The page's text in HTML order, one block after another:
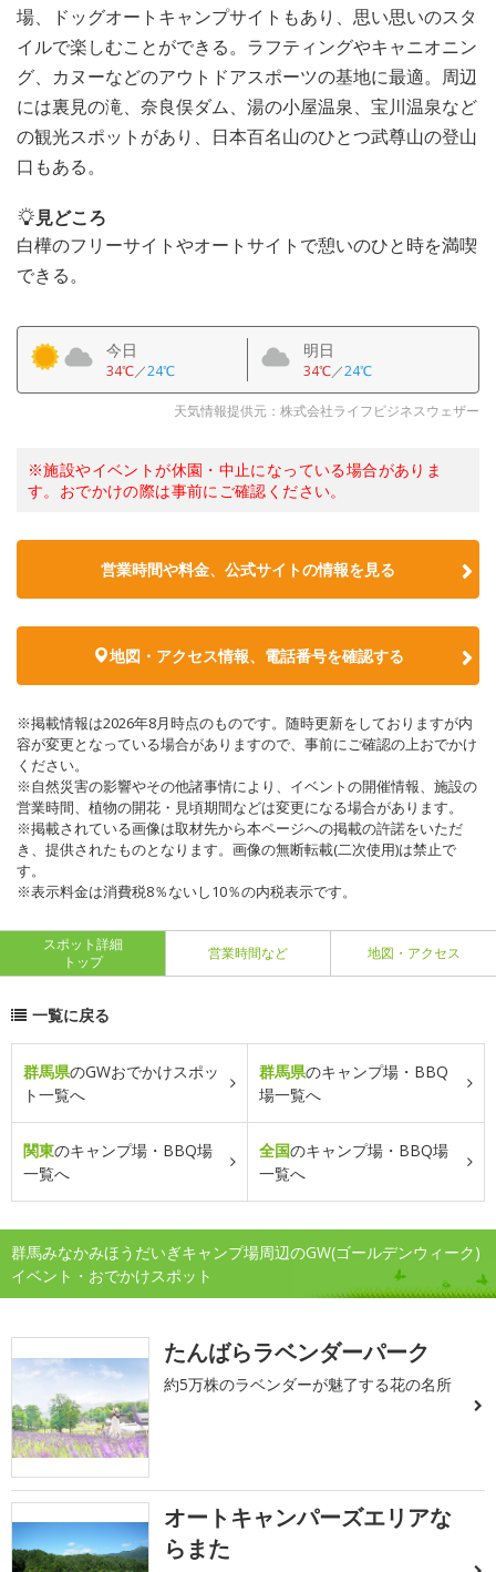
場、ドッグオートキャンプサイトもあり、思い思いのスタ
イルで楽しむことができる。ラフティングやキャニオニン
グ、カヌーなどのアウトドアスポーツの基地に最適。周辺
には裏見の滝、奈良俣ダム、湯の小屋温泉、宝川温泉など
の観光スポットがあり、日本百名山のひとつ武尊山の登山
口もある。
見どころ
白樺のフリーサイトやオートサイトで憩いのひと時を満喫
できる。
今日
34℃／24℃
明日
34℃／24℃
天気情報提供元：株式会社ライフビジネスウェザー
※施設やイベントが休園・中止になっている場合がありま
す。おでかけの際は事前にご確認ください。
営業時間や料金、公式サイトの情報を見る
地図・アクセス情報、電話番号を確認する
※掲載情報は2026年8月時点のものです。随時更新をしておりますが内
容が変更となっている場合がありますので、事前にご確認の上おでかけ
ください。
※自然災害の影響やその他諸事情により、イベントの開催情報、施設の
営業時間、植物の開花・見頃期間などは変更になる場合があります。
※掲載されている画像は取材先から本ページへの掲載の許諾をいただ
き、提供されたものとなります。画像の無断転載(二次使用)は禁止で
す。
※表示料金は消費税8％ないし10％の内税表示です。
スポット詳細
トップ
営業時間など 地図・アクセス
一覧に戻る
群馬県のGWおでかけスポッ
ト一覧へ
群馬県のキャンプ場・BBQ
場一覧へ
関東のキャンプ場・BBQ場
一覧へ
全国のキャンプ場・BBQ場
一覧へ
群馬みなかみほうだいぎキャンプ場周辺のGW(ゴールデンウィーク)
イベント・おでかけスポット
たんばらラベンダーパーク
約5万株のラベンダーが魅了する花の名所
オートキャンパーズエリアな
らまた